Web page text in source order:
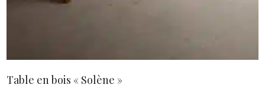
Table en bois « Solène »